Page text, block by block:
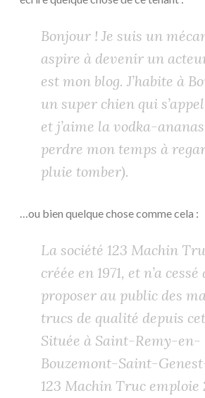
Bonjour ! Je suis un
aspire à devenir un
est mon blog. J’habite à
un super chien qui
et j’aime la vodka-
perdre mon temps à
pluie tomber).
…ou bien quelque chose comme cela :
La société 123 Machin
créée en 1971, et n’a cessé
proposer au public des
trucs de qualité depuis
Située à Saint-Remy-en-
Bouzemont-Saint-
123 Machin Truc emploie